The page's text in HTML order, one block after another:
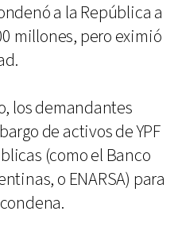
a la República a
millones, pero eximió
los demandantes
de activos de YPF
(como el Banco
o ENARSA) para